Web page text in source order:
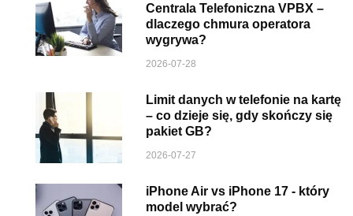
Centrala Telefoniczna VPBX –
dlaczego chmura operatora
wygrywa?
2026-07-28
Limit danych w telefonie na kartę
– co dzieje się, gdy skończy się
pakiet GB?
2026-07-27
iPhone Air vs iPhone 17 - który
model wybrać?